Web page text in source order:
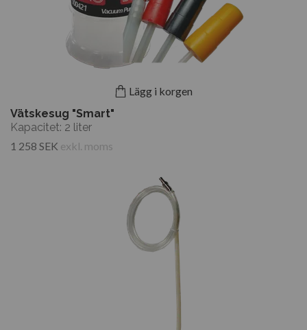
Lägg i korgen
Vätskesug "Smart"
Kapacitet: 2 liter
1 258 SEK exkl. moms